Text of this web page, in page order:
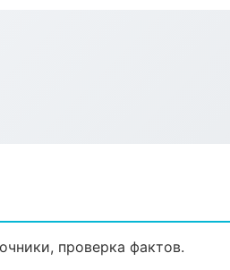
проверка фактов.